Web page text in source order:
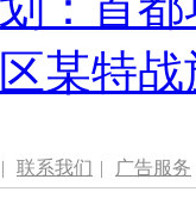
某特
| 联系我们 | 广告服务